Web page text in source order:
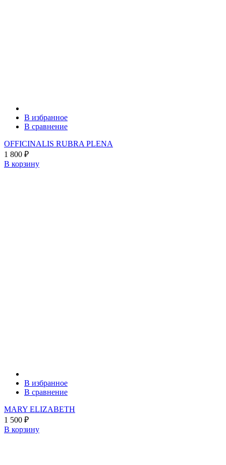
В избранное
В сравнение
OFFICINALIS RUBRA PLENA
1 800 ₽
В корзину
В избранное
В сравнение
MARY ELIZABETH
1 500 ₽
В корзину